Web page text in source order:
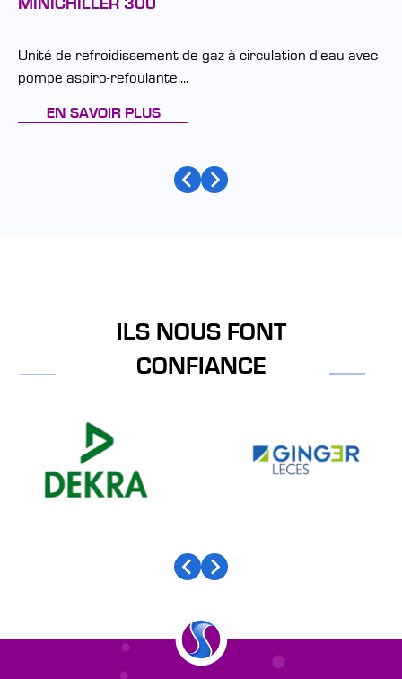
MINICHILLER 300
Unité de refroidissement de gaz à circulation d'eau avec
pompe aspiro-refoulante....
EN SAVOIR PLUS
ILS NOUS FONT
CONFIANCE